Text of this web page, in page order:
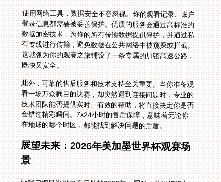
使用网络工具，数据安全不容忽视。你的观看记录、账户
登录信息都需要被妥善保护。优质的服务会通过高标准的
数据加密技术，为你的所有传输数据提供保护，并通过私
有专线进行传输，避免数据在公共网络中被窥探或拦截。
这就像为你的观赛之旅铺设了一条专属的加密高速公路，
既快又安全。
此外，可靠的售后服务和技术支持至关重要。当你准备观
看一场万众瞩目的决赛，却突然遇到连接问题时，专业的
技术团队能否提供实时、有效的帮助，将直接决定你是否
会错过精彩瞬间。7x24小时的售后保障，意味着无论你
在地球的哪个时区，都能找到解决问题的后盾。
展望未来：2026年美加墨世界杯观赛场
景